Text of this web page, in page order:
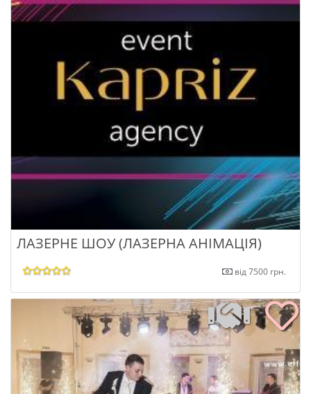
ЛАЗЕРНЕ ШОУ (ЛАЗЕРНА АНІМАЦІЯ)
від 7500 грн.